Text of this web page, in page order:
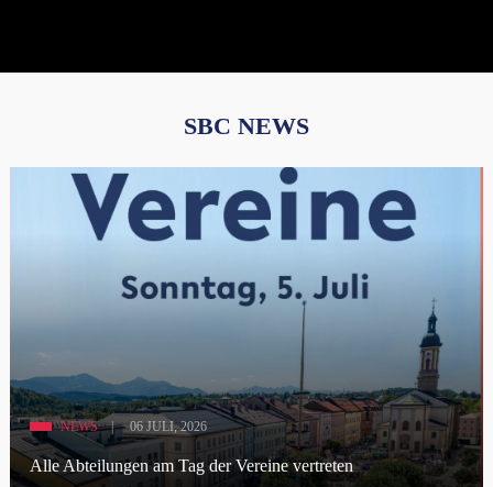
SBC NEWS
NEWS 06 JULI, 2026
Alle Abteilungen am Tag der Vereine vertreten